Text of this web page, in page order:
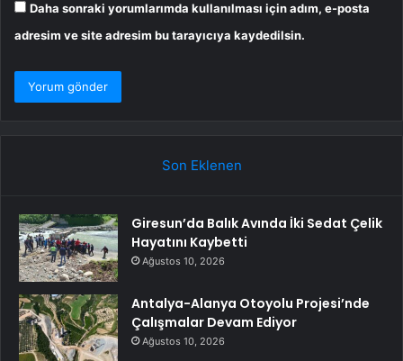
Daha sonraki yorumlarımda kullanılması için adım, e-posta
adresim ve site adresim bu tarayıcıya kaydedilsin.
Son Eklenen
Giresun’da Balık Avında İki Sedat Çelik
Hayatını Kaybetti
Ağustos 10, 2026
Antalya-Alanya Otoyolu Projesi’nde
Çalışmalar Devam Ediyor
Ağustos 10, 2026